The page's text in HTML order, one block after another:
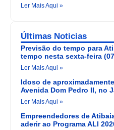
Ler Mais Aqui »
Últimas Noticias
Previsão do tempo para
tempo nesta sexta-feira
Ler Mais Aqui »
Idoso de
Avenida Dom Pedro II, no
Ler Mais Aqui »
Empreendedores de
aderir ao Programa ALI